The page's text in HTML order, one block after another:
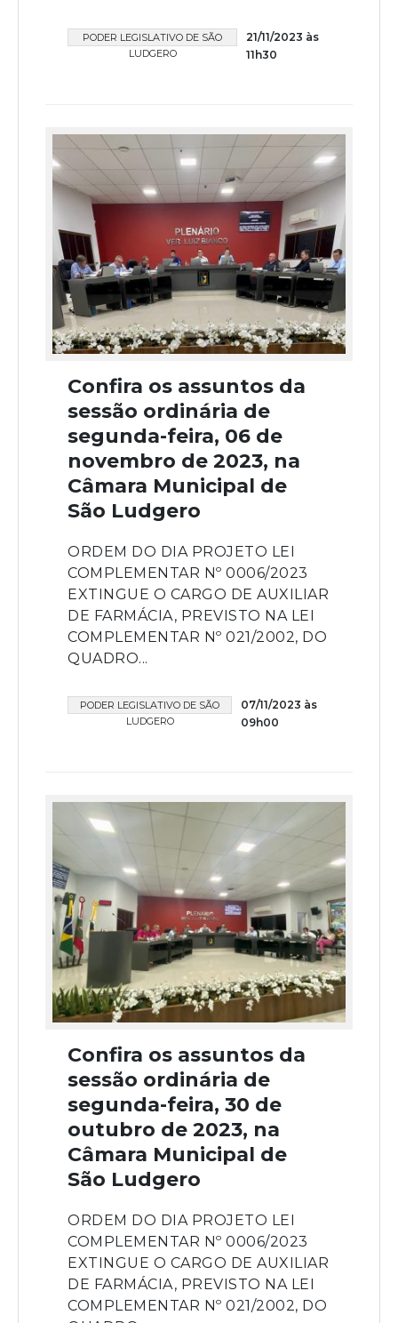
PODER LEGISLATIVO DE SÃO
LUDGERO
21/11/2023 às
11h30
Confira os assuntos da
sessão ordinária de
segunda-feira, 06 de
novembro de 2023, na
Câmara Municipal de
São Ludgero
ORDEM DO DIA PROJETO LEI
COMPLEMENTAR Nº 0006/2023
EXTINGUE O CARGO DE AUXILIAR
DE FARMÁCIA, PREVISTO NA LEI
COMPLEMENTAR Nº 021/2002, DO
QUADRO...
PODER LEGISLATIVO DE SÃO
LUDGERO
07/11/2023 às
09h00
Confira os assuntos da
sessão ordinária de
segunda-feira, 30 de
outubro de 2023, na
Câmara Municipal de
São Ludgero
ORDEM DO DIA PROJETO LEI
COMPLEMENTAR Nº 0006/2023
EXTINGUE O CARGO DE AUXILIAR
DE FARMÁCIA, PREVISTO NA LEI
COMPLEMENTAR Nº 021/2002, DO